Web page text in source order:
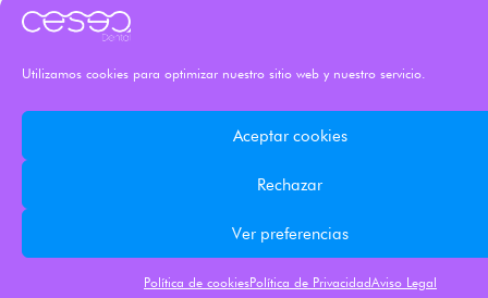
Utilizamos cookies para optimizar nuestro sitio web y nuestro servicio.
Aceptar cookies
Rechazar
Ver preferencias
Política de cookiesPolítica de PrivacidadAviso Legal